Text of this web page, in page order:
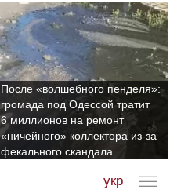
После «волшебного пенделя»:
громада под Одессой тратит
6 миллионов на ремонт
«ничейного» коллектора из-за
фекального скандала
укр